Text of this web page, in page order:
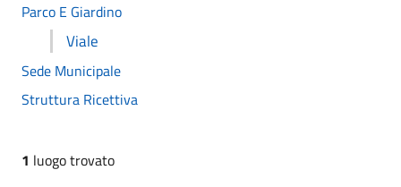
Parco E Giardino
Viale
Sede Municipale
Struttura Ricettiva
1 luogo trovato